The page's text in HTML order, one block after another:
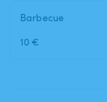
Barbecue
10 €